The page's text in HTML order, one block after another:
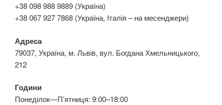
+38 098 988 9889 (Україна)
+38 067 927 7868 (Україна, Італія – на месенджери)
Адреса
79037, Україна, м. Львів, вул. Богдана Хмельницького,
212
Години
Понеділок—П’ятниця: 9:00–18:00